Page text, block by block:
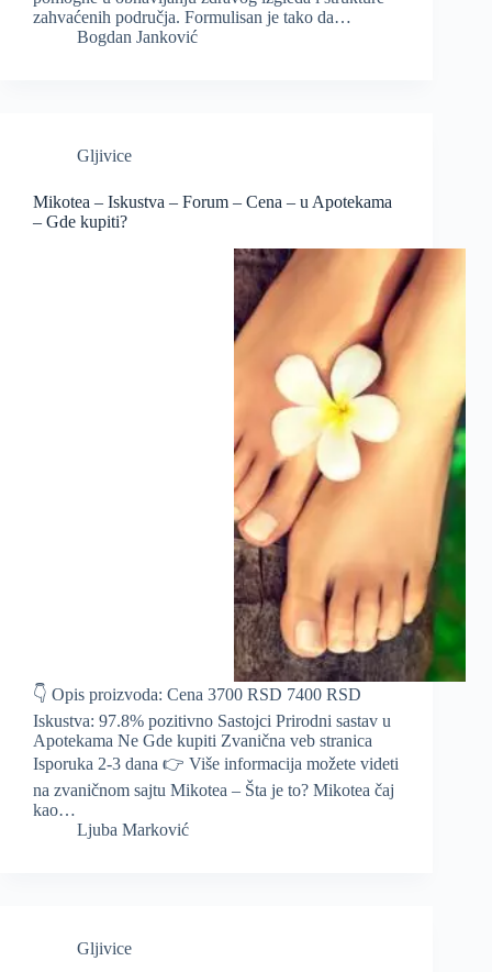
zahvaćenih područja. Formulisan je tako da…
Bogdan Janković
Gljivice
Mikotea – Iskustva – Forum – Cena – u Apotekama
– Gde kupiti?
👇 Opis proizvoda: Cena 3700 RSD 7400 RSD
Iskustva: 97.8% pozitivno Sastojci Prirodni sastav u
Apotekama Ne Gde kupiti Zvanična veb stranica
Isporuka 2-3 dana 👉 Više informacija možete videti
na zvaničnom sajtu Mikotea – Šta je to? Mikotea čaj
kao…
Ljuba Marković
Gljivice